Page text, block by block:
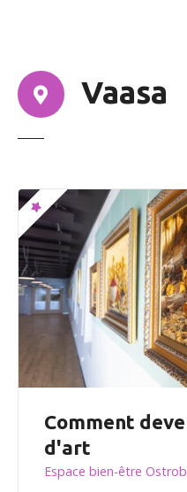
Vaasa
Comment
d'art
Espace bien-être